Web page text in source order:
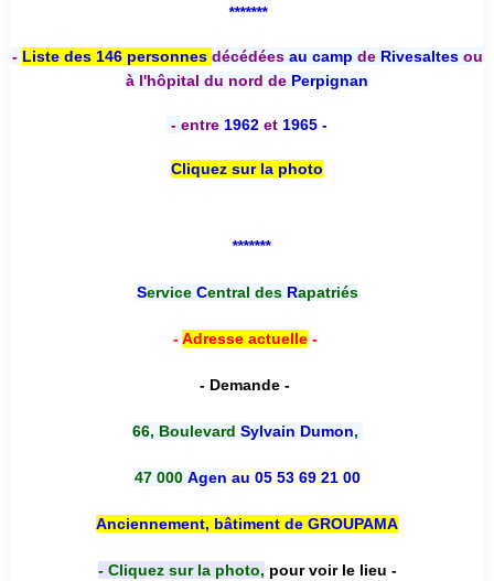
*******
- Liste des 146 personnes décédées au camp deRivesaltesou
à l'hôpital du nord de Perpignan
- entre 1962 et 1965 -
Cliquez sur la photo
*******
Service Central desRapatriés
-Adresse actuelle-
- Demande -
66, Boulevard Sylvain Dumon,
47 000 Agen au 05 53 69 21 00
Anciennement, bâtiment de GROUPAMA
- Cliquez sur la photo, pour voir le lieu -